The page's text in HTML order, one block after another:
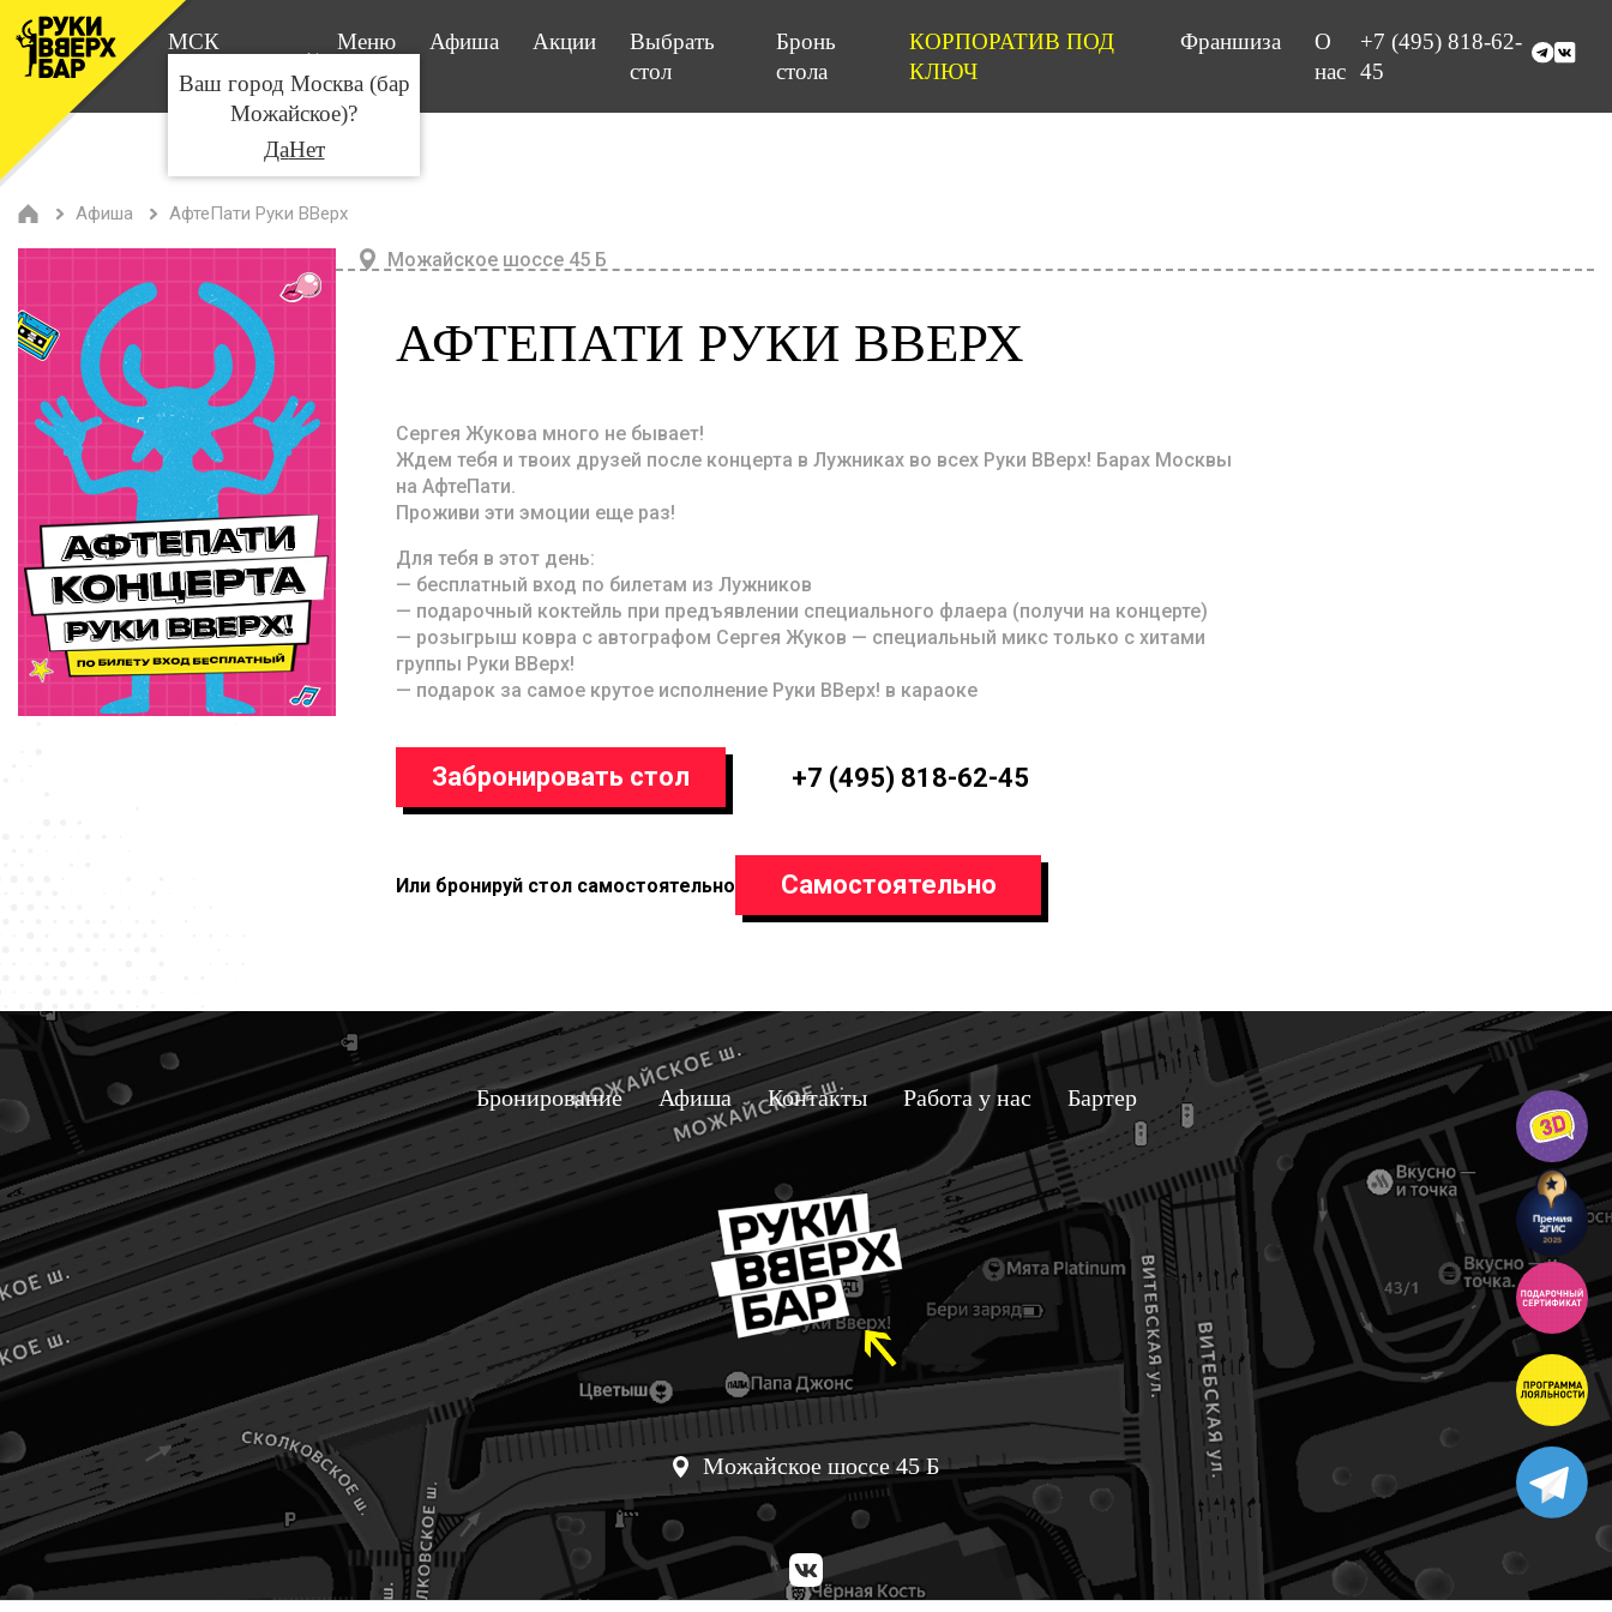
МСК
Можайка
Ваш город Москва (бар
Можайское)?
ДаНет
Меню Афиша Акции
Выбрать
стол
Бронь
стола
КОРПОРАТИВ ПОД
КЛЮЧ
Франшиза
О
нас
+7 (495) 818-62-
45
Афиша АфтеПати Руки ВВерх
Можайское шоссе 45 Б
АФТЕПАТИ РУКИ ВВЕРХ
Сергея Жукова много не бывает!
Ждем тебя и твоих друзей после концерта в Лужниках во всех Руки ВВерх! Барах Москвы
на АфтеПати.
Проживи эти эмоции еще раз!
Для тебя в этот день:
— бесплатный вход по билетам из Лужников
— подарочный коктейль при предъявлении специального флаера (получи на концерте)
— розыгрыш ковра с автографом Сергея Жуков — специальный микс только с хитами
группы Руки ВВерх!
— подарок за самое крутое исполнение Руки ВВерх! в караоке
Забронировать стол +7 (495) 818-62-45
Или бронируй стол самостоятельно Самостоятельно
Бронирование Афиша Контакты Работа у нас Бартер
Можайское шоссе 45 Б